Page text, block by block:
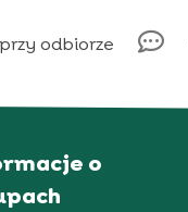
odbiorze 
o